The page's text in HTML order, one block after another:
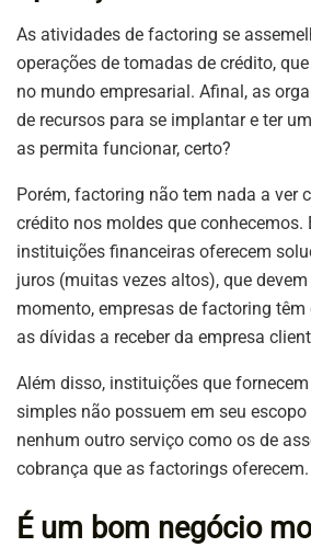
As atividades de factoring se
operações de tomadas de crédito,
no mundo empresarial. Afinal, as
de recursos para se implantar e ter
as permita funcionar, certo?
Porém, factoring não tem nada a ver
crédito nos moldes que conhecemos.
instituições financeiras oferecem
juros (muitas vezes altos), que
momento, empresas de factoring
as dívidas a receber da empresa
Além disso, instituições que
simples não possuem em seu
nenhum outro serviço como os de
cobrança que as factorings oferecem.
É um bom negócio